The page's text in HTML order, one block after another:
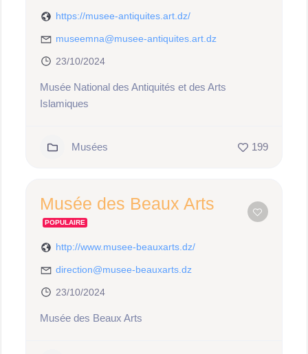
https://musee-antiquites.art.dz/
museemna@musee-antiquites.art.dz
23/10/2024
Musée National des Antiquités et des Arts
Islamiques
Musées 199
Musée des Beaux Arts
POPULAIRE
http://www.musee-beauxarts.dz/
direction@musee-beauxarts.dz
23/10/2024
Musée des Beaux Arts